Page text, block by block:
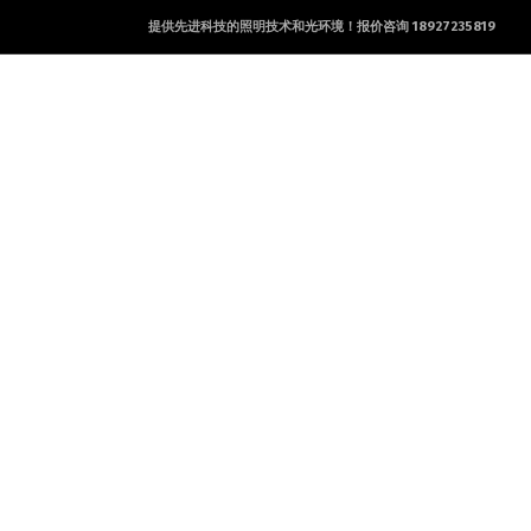
提供先进科技的照明技术和光环境！报价咨询 18927235819